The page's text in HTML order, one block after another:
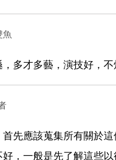
多才多藝，演技好，
先應該蒐集所有關於
，一般是先了解這些